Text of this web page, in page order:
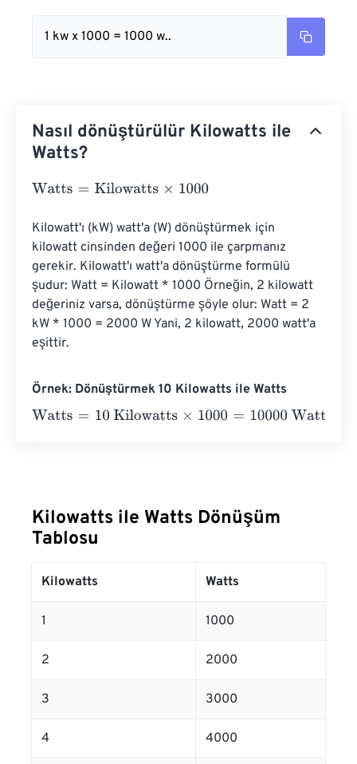
1 kw x 1000 = 1000 w..
Nasıl dönüştürülür Kilowatts ile
Watts?
Watts= Kilowatts×1000
Kilowatt'ı (kW) watt'a (W) dönüştürmek için
kilowatt cinsinden değeri 1000 ile çarpmanız
gerekir. Kilowatt'ı watt'a dönüştürme formülü
şudur: Watt = Kilowatt * 1000 Örneğin, 2 kilowatt
değeriniz varsa, dönüştürme şöyle olur: Watt = 2
kW * 1000 = 2000 W Yani, 2 kilowatt, 2000 watt'a
eşittir.
Örnek: Dönüştürmek 10 Kilowatts ile Watts
Watts= 10 Kilowatts×1000 =10000 Watts
Kilowatts ile Watts Dönüşüm
Tablosu
Kilowatts Watts
1 1000
2 2000
3 3000
4 4000